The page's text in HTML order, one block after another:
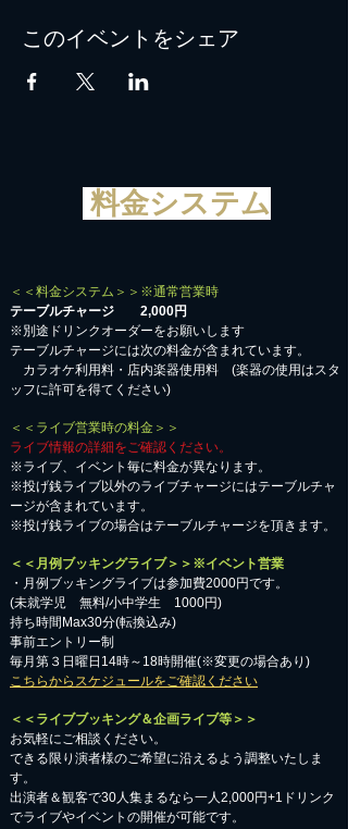
このイベントをシェア
料金システム
＜＜料金システム＞＞※通常営業時
テーブルチャージ 2,000円
※別途ドリンクオーダーをお願いします
テーブルチャージには次の料金が含まれています。
カラオケ利用料・店内楽器使用料 (楽器の使用はスタ
ッフに許可を得てください)
＜＜ライブ営業時の料金＞＞
ライブ情報の詳細をご確認ください。
※ライブ、イベント毎に料金が異なります。
※投げ銭ライブ以外のライブチャージにはテーブルチャ
ージが含まれています。
※投げ銭ライブの場合はテーブルチャージを頂きます。
＜＜月例ブッキングライブ＞＞※イベント営業
・月例ブッキングライブは参加費2000円です。
​(未就学児 無料/小中学生 1000円)
持ち時間Max30分(転換込み)
事前エントリー制
毎月第３日曜日14時～18時開催(※変更の場合あり)
こちらからスケジュールをご確認ください
＜＜ライブブッキング＆企画ライブ等＞＞
お気軽にご相談ください。​
​できる限り演者様のご希望に沿えるよう調整いたしま
す。
出演者＆観客で30人集まるなら一人2,000円+1ドリンク
でライブやイベントの開催が可能です。